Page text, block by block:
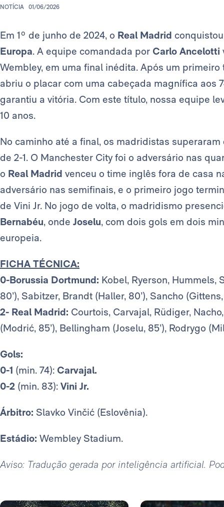
NOTÍCIA 01/06/2026
Em 1º de junho de 2024, o Real Madrid
Europa. A equipe comandada por Carlo Ancelotti
Wembley, em uma final inédita. Após um
abriu o placar com uma cabeçada magnífica aos
garantiu a vitória. Com este título, nossa equipe
10 anos.
No caminho até a final, os madridistas
de 2-1. O Manchester City foi o adversário nas
o Real Madrid venceu o time inglês fora de casa
adversário nas semifinais, e o primeiro jogo
de Vini Jr. No jogo de volta, o madridismo
Bernabéu, onde Joselu, com dois gols em dois
europeia.
FICHA TÉCNICA:
0-Borussia Dortmund: Kobel, Ryerson, Hummels,
80’), Sabitzer, Brandt (Haller, 80’), Sancho
2- Real Madrid: Courtois, Carvajal, Rüdiger,
(Modrić, 85’), Bellingham (Joselu, 85’), Rodrygo
Gols:
0-1 (min. 74): Carvajal.
0-2 (min. 83): Vini Jr.
Árbitro: Slavko Vinčić (Eslovênia).
Estádio: Wembley Stadium.
Aviso: Tradução gerada por inteligência artificial.